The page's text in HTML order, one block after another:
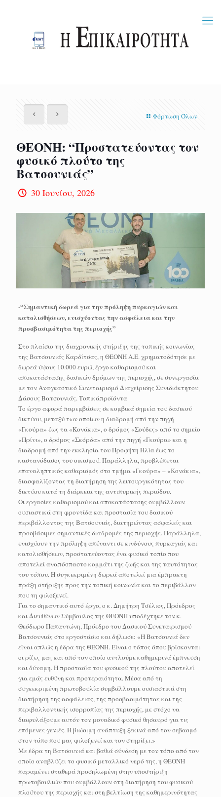
Φόρτωση Όλων
ΘΕΟΝΗ: “Προστατεύοντας τον
φυσικό πλούτο της
Βατσουνιάς”
30 Ιουνίου, 2026
-“Σημαντική δωρεά για την πρόληψη πυρκαγιών και
κατολισθήσεων, ενισχύοντας την ασφάλεια και την
προσβασιμότητα της περιοχής”
Στο πλαίσιο της διαχρονικής στήριξης της τοπικής κοινωνίας
της Βατσουνιάς Καρδίτσας, η ΘΕΟΝΗ Α.Ε. χρηματοδότησε με
δωρεά ύψους 10.000 ευρώ, έργο καθαρισμού και
αποκατάστασης δασικών δρόμων της περιοχής, σε συνεργασία
με τον Αναγκαστικό Συνεταιρισμό Διαχείρισης Συνιδιόκτητου
Δάσους Βατσουνιάς. Τοπικάπροϊόντα
Το έργο αφορά παρεμβάσεις σε κομβικά σημεία του δασικού
δικτύου, μεταξύ των οποίων η διαδρομή από την πηγή
«Γκούρα» έως τα «Κονάκια», ο δρόμος «Σούδες» από το σημείο
«Πρίνι», ο δρόμος «Σκόρδα» από την πηγή «Γκούρα» και η
διαδρομή από την εκκλησία του Προφήτη Ηλία έως το
καστανόδασος του οικισμού. Παράλληλα, προβλέπεται
επαναληπτικός καθαρισμός στο τμήμα «Γκούρα» – «Κονάκια»,
διασφαλίζοντας τη διατήρηση της λειτουργικότητας του
δικτύου κατά τη διάρκεια της αντιπυρικής περιόδου.
Οι εργασίες καθαρισμού και αποκατάστασης συμβάλλουν
ουσιαστικά στη φροντίδα και προστασία του δασικού
περιβάλλοντος της Βατσουνιάς, διατηρώντας ασφαλείς και
προσβάσιμες σημαντικές διαδρομές της περιοχής. Παράλληλα,
ενισχύουν την πρόληψη απέναντι σε κινδύνους πυρκαγιάς και
κατολισθήσεων, προστατεύοντας ένα φυσικό τοπίο που
αποτελεί αναπόσπαστο κομμάτι της ζωής και της ταυτότητας
του τόπου. Η συγκεκριμένη δωρεά αποτελεί μια έμπρακτη
πράξη στήριξης προς την τοπική κοινωνία και το περιβάλλον
που τη φιλοξενεί.
Για το σημαντικό αυτό έργο, ο κ. Δημήτρη Τσέλιος, Πρόεδρος
και Διευθύνων Σύμβουλος της ΘΕΟΝΗ υποδέχτηκε τον κ.
Θεόδωρο Παπαντώνη, Πρόεδρο του Δασικού Συνεταιρισμού
Βατσουνιάς στο εργοστάσιο και δήλωσε: «Η Βατσουνιά δεν
είναι απλώς η έδρα της ΘΕΟΝΗ. Είναι ο τόπος όπου βρίσκονται
οι ρίζες μας και από τον οποίο αντλούμε καθημερινά έμπνευση
και δύναμη. Η προστασία του φυσικού της πλούτου αποτελεί
για εμάς ευθύνη και προτεραιότητα. Μέσα από τη
συγκεκριμένη πρωτοβουλία συμβάλλουμε ουσιαστικά στη
διατήρηση της ασφάλειας, της προσβασιμότητας και της
περιβαλλοντικής ισορροπίας της περιοχής, με στόχο να
διαφυλάξουμε αυτόν τον μοναδικό φυσικό θησαυρό για τις
επόμενες γενιές. Η βιώσιμη ανάπτυξη ξεκινά από τον σεβασμό
στον τόπο που μας φιλοξενεί και τον στηρίζει.»
Με έδρα τη Βατσουνιά και βαθιά σύνδεση με τον τόπο από τον
οποίο αναβλύζει το φυσικό μεταλλικό νερό της, η ΘΕΟΝΗ
παραμένει σταθερά προσηλωμένη στην υποστήριξη
πρωτοβουλιών που συμβάλλουν στη διατήρηση του φυσικού
πλούτου της περιοχής και στη βελτίωση της καθημερινότητας